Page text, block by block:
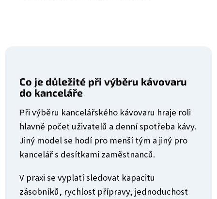
Co je důležité při výběru kávovaru
do kanceláře
Při výběru kancelářského kávovaru hraje roli
hlavně počet uživatelů a denní spotřeba kávy.
Jiný model se hodí pro menší tým a jiný pro
kancelář s desítkami zaměstnanců.
V praxi se vyplatí sledovat kapacitu
zásobníků, rychlost přípravy, jednoduchost